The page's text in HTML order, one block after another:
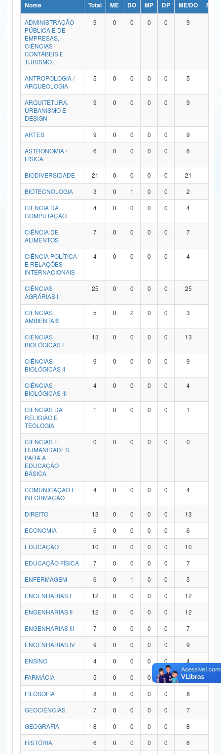
Ministério da Ciência, Tecnologia, Inovações e Comunicações
Ministério do Meio Ambiente
Ministério do Turismo
Ministério do Desenvolvimento Regional
Controladoria-Geral da União
Ministério da Mulher, da Família e dos Direitos Humanos
Secretaria de Governo
Advocacia-Geral da União
Banco Central do Brasil
Nome Total ME DO MP DP ME/DO
MP/
ADMINISTRAÇÃO
PÚBLICA E DE
EMPRESAS,
CIÊNCIAS
CONTÁBEIS E
TURISMO
9 0 0 0 0 9
ANTROPOLOGIA /
ARQUEOLOGIA
5 0 0 0 0 5
ARQUITETURA,
URBANISMO E
DESIGN
9 0 0 0 0 9
ARTES 9 0 0 0 0 9
ASTRONOMIA /
FÍSICA
6 0 0 0 0 6
BIODIVERSIDADE 21 0 0 0 0 21
BIOTECNOLOGIA
3 0 1 0 0 2
CIÊNCIA DA
COMPUTAÇÃO
4 0 0 0 0 4
CIÊNCIA DE
ALIMENTOS
7 0 0 0 0 7
CIÊNCIA POLÍTICA
E RELAÇÕES
INTERNACIONAIS
4 0 0 0 0 4
CIÊNCIAS
AGRÁRIAS I
25 0 0 0 0 25
CIÊNCIAS
AMBIENTAIS
5 0 2 0 0 3
CIÊNCIAS
BIOLÓGICAS I
13 0 0 0 0 13
CIÊNCIAS
BIOLÓGICAS II
9 0 0 0 0 9
CIÊNCIAS
BIOLÓGICAS III
4 0 0 0 0 4
CIÊNCIAS DA
RELIGIÃO E
TEOLOGIA
1 0 0 0 0 1
CIÊNCIAS E
HUMANIDADES
PARA A
EDUCAÇÃO
BÁSICA
0 0 0 0 0 0
COMUNICAÇÃO E
INFORMAÇÃO
4 0 0 0 0 4
DIREITO 13 0 0 0 0 13
ECONOMIA
6 0 0 0 0 6
EDUCAÇÃO
10 0 0 0 0 10
EDUCAÇÃO FÍSICA
7 0 0 0 0 7
ENFERMAGEM
6 0 1 0 0 5
ENGENHARIAS I
12 0 0 0 0 12
ENGENHARIAS II
12 0 0 0 0 12
ENGENHARIAS III
7 0 0 0 0 7
ENGENHARIAS IV
9 0 0 0 0 9
ENSINO
4 0 0 0 0 4
FARMÁCIA
5 0 0 0 0 5
FILOSOFIA
8 0 0 0 0 8
GEOCIÊNCIAS
7 0 0 0 0 7
GEOGRAFIA
8 0 0 0 0 8
HISTÓRIA
6 0 0 0 0 6